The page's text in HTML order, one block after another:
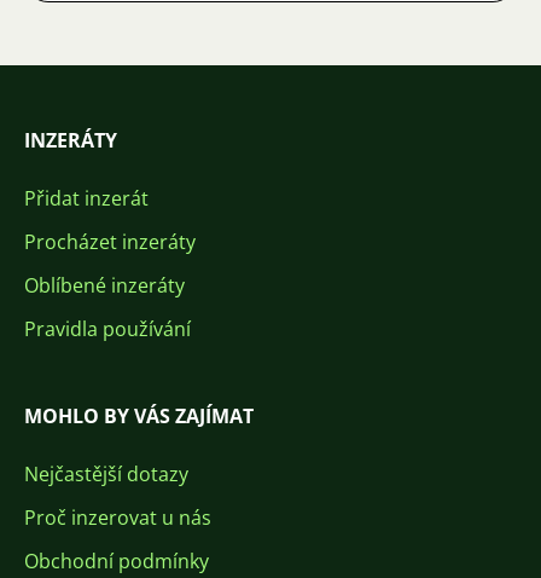
INZERÁTY
Přidat inzerát
Procházet inzeráty
Oblíbené inzeráty
Pravidla používání
MOHLO BY VÁS ZAJÍMAT
Nejčastější dotazy
Proč inzerovat u nás
Obchodní podmínky